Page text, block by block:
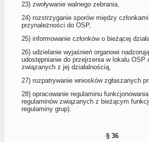
23) zwoływanie walnego zebrania,
24) rozstrzyganie sporów między
przynależności do OSP,
25) informowanie członków o bieżącej
26) udzielanie wyjaśnień organowi
udostępnianie do przejrzenia w lokalu OSP
związanych z jej działalnością,
27) rozpatrywanie wniosków zgłaszanych
28) opracowanie regulaminu
regulaminów związanych z bieżącym
regulaminy grup).
§ 36